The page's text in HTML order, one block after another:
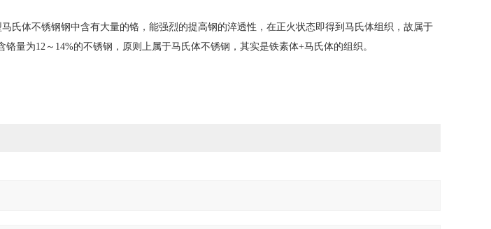
马氏体不锈钢钢中含有大量的铬，能强烈的提高钢的淬透性，在正火状态即得到马氏体组织，故属于
铬量为12～14%的不锈钢，原则上属于马氏体不锈钢，其实是铁素体+马氏体的组织。